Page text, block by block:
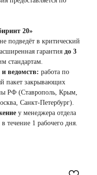
20»
подведёт в критический
гарантия до 3
стандартам.
ведомств: работа по
пакет закрывающих
РФ (Ставрополь, Крым,
Санкт-Петербург).
у менеджера отдела
течение 1 рабочего дня.
НАПИСАТЬ
В MAX